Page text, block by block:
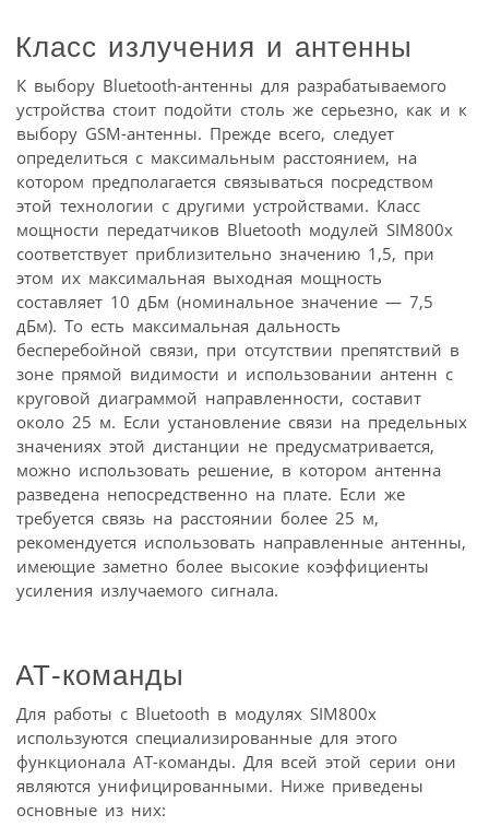
Класс излучения и антенны
К выбору Bluetooth-антенны для разрабатываемого
устройства стоит подойти столь же серьезно, как и к
выбору GSM-антенны. Прежде всего, следует
определиться с максимальным расстоянием, на
котором предполагается связываться посредством
этой технологии с другими устройствами. Класс
мощности передатчиков Bluetooth модулей SIM800x
соответствует приблизительно значению 1,5, при
этом их максимальная выходная мощность
составляет 10 дБм (номинальное значение — 7,5
дБм). То есть максимальная дальность
бесперебойной связи, при отсутствии препятствий в
зоне прямой видимости и использовании антенн с
круговой диаграммой направленности, составит
около 25 м. Если установление связи на предельных
значениях этой дистанции не предусматривается,
можно использовать решение, в котором антенна
разведена непосредственно на плате. Если же
требуется связь на расстоянии более 25 м,
рекомендуется использовать направленные антенны,
имеющие заметно более высокие коэффициенты
усиления излучаемого сигнала.
АТ-команды
Для работы с Bluetooth в модулях SIM800x
используются специализированные для этого
функционала АТ-команды. Для всей этой серии они
являются унифицированными. Ниже приведены
основные из них: